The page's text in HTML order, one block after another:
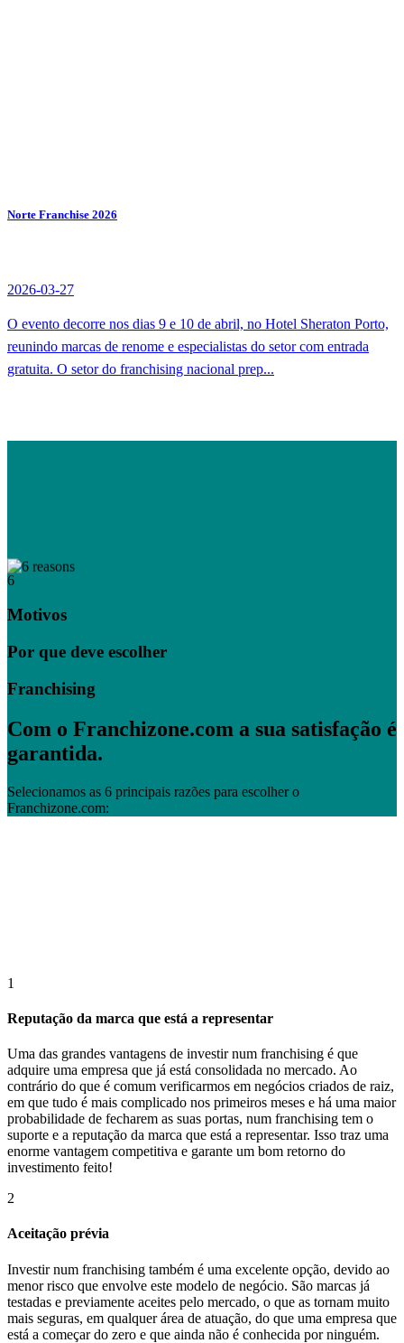
Norte Franchise 2026
2026-03-27
O evento decorre nos dias 9 e 10 de abril, no Hotel Sheraton Porto,
reunindo marcas de renome e especialistas do setor com entrada
gratuita. O setor do franchising nacional prep...
6
Motivos
Por que deve escolher
Franchising
Com o Franchizone.com a sua satisfação é
garantida.
Selecionamos as 6 principais razões para escolher o
Franchizone.com:
1
Reputação da marca que está a representar
Uma das grandes vantagens de investir num franchising é que
adquire uma empresa que já está consolidada no mercado. Ao
contrário do que é comum verificarmos em negócios criados de raiz,
em que tudo é mais complicado nos primeiros meses e há uma maior
probabilidade de fecharem as suas portas, num franchising tem o
suporte e a reputação da marca que está a representar. Isso traz uma
enorme vantagem competitiva e garante um bom retorno do
investimento feito!
2
Aceitação prévia
Investir num franchising também é uma excelente opção, devido ao
menor risco que envolve este modelo de negócio. São marcas já
testadas e previamente aceites pelo mercado, o que as tornam muito
mais seguras, em qualquer área de atuação, do que uma empresa que
está a começar do zero e que ainda não é conhecida por ninguém.